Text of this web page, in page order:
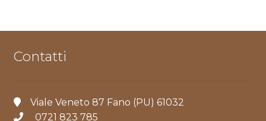
Contatti
Viale Veneto 87 Fano (PU) 61032
0721 823 785